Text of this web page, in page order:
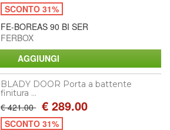
SCONTO 31%
FE-BOREAS 90 BI SER
FERBOX
BLADY DOOR Porta a battente
finitura ...
€ 421.00 € 289.00
SCONTO 31%